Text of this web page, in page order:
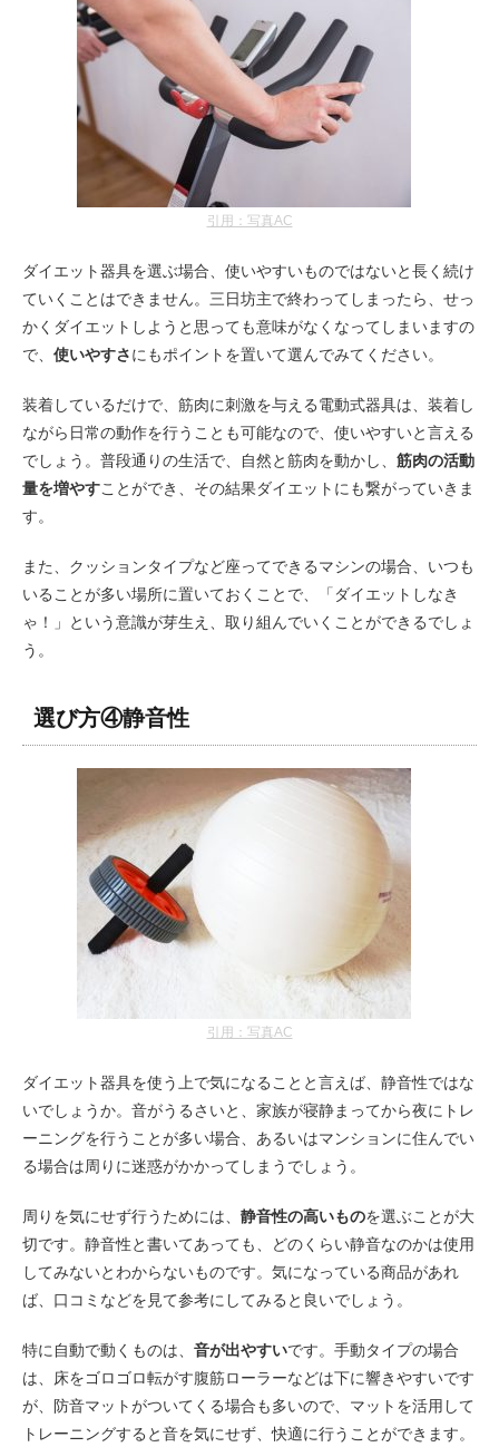
引用：写真AC
ダイエット器具を選ぶ場合、使いやすいものではないと長く続け
ていくことはできません。三日坊主で終わってしまったら、せっ
かくダイエットしようと思っても意味がなくなってしまいますの
で、 使いやすさにもポイントを置いて選んでみてください。
装着しているだけで、筋肉に刺激を与える電動式器具は、装着し
ながら日常の動作を行うことも可能なので、使いやすいと言える
でしょう。普段通りの生活で、自然と筋肉を動かし、 筋肉の活動
量を増やすことができ、その結果ダイエットにも繋がっていきま
す。
また、クッションタイプなど座ってできるマシンの場合、いつも
いることが多い場所に置いておくことで、「ダイエットしなき
ゃ！」という意識が芽生え、取り組んでいくことができるでしょ
う。
選び方④静音性
引用：写真AC
ダイエット器具を使う上で気になることと言えば、静音性ではな
いでしょうか。音がうるさいと、家族が寝静まってから夜にトレ
ーニングを行うことが多い場合、あるいはマンションに住んでい
る場合は周りに迷惑がかかってしまうでしょう。
周りを気にせず行うためには、 静音性の高いものを選ぶことが大
切です。静音性と書いてあっても、どのくらい静音なのかは使用
してみないとわからないものです。気になっている商品があれ
ば、口コミなどを見て参考にしてみると良いでしょう。
特に自動で動くものは、 音が出やすいです。手動タイプの場合
は、床をゴロゴロ転がす腹筋ローラーなどは下に響きやすいです
が、防音マットがついてくる場合も多いので、マットを活用して
トレーニングすると音を気にせず、快適に行うことができます。